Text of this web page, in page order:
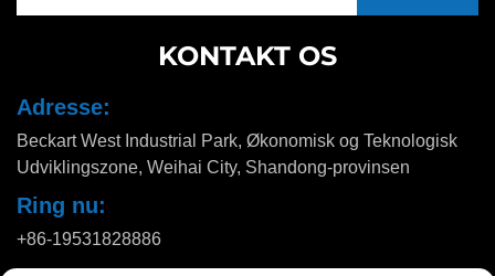
KONTAKT OS
Adresse:
Beckart West Industrial Park, Økonomisk og Teknologisk
Udviklingszone, Weihai City, Shandong-provinsen
Ring nu:
+86-19531828886